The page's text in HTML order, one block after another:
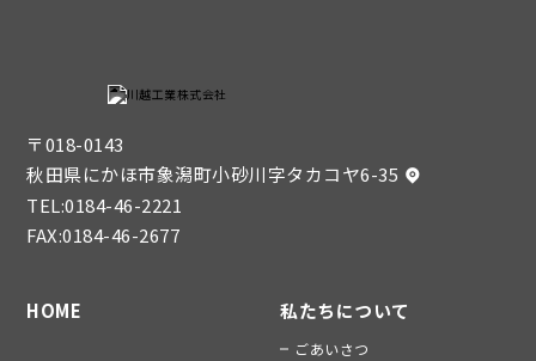
〒018-0143
秋田県にかほ市象潟町小砂川字タカコヤ6-35
TEL:0184-46-2221
FAX:0184-46-2677
HOME 私たちについて
ごあいさつ